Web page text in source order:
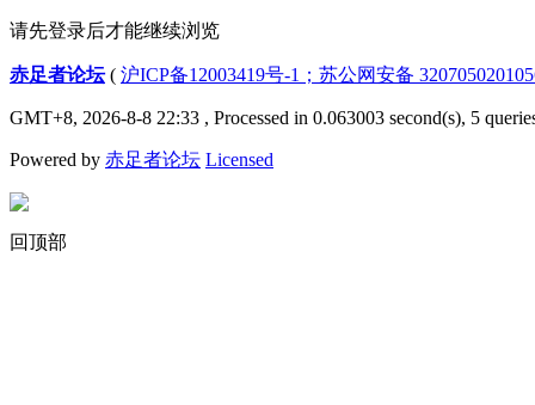
请先登录后才能继续浏览
赤足者论坛( 沪ICP备12003419号-1；苏公网安备
GMT+8, 2026-8-8 22:33 , Processed in 0.063003 second(s), 5
Powered by 赤足者论坛 Licensed
回顶部